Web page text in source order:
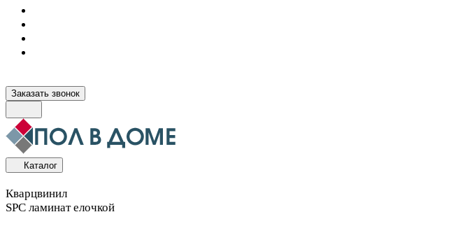
Заказать звонок
Каталог
Кварцвинил
SPC ламинат елочкой